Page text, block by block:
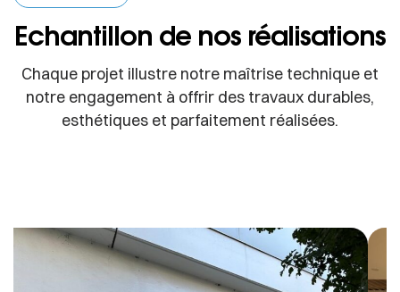
Echantillon de nos réalisations
Chaque projet illustre notre maîtrise technique et
notre engagement à offrir des travaux durables,
esthétiques et parfaitement réalisées.